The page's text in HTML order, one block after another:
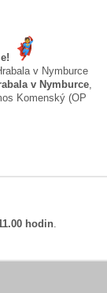
v Nymburce
v Nymburce,
Komenský (OP
hodin.